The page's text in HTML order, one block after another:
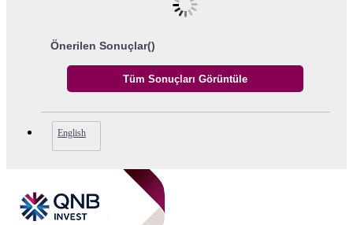
Önerilen Sonuçlar()
English